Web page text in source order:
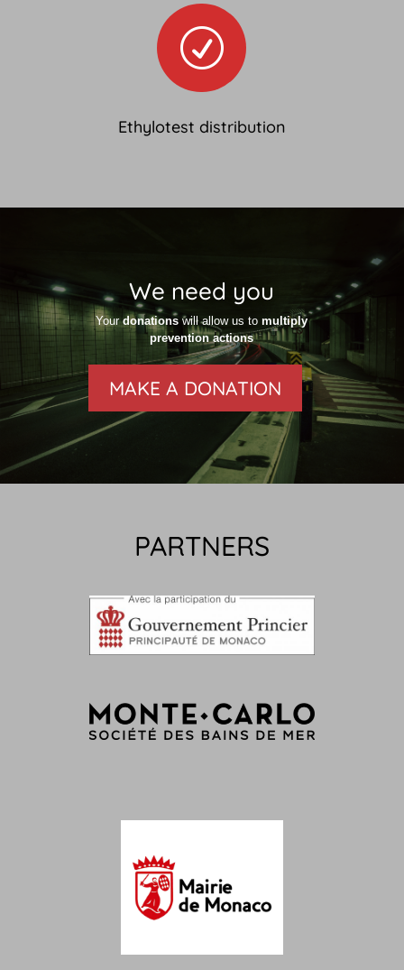
R
Ethylotest distribution
We need you
Yourdonations will allow us tomultiply
prevention actions
MAKE A DONATION
PARTNERS